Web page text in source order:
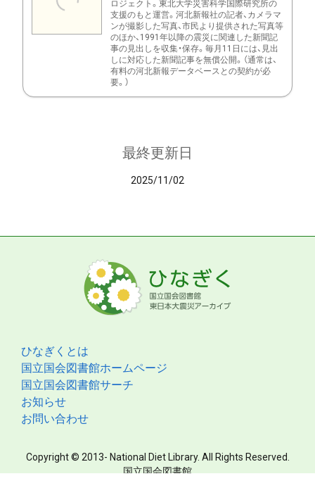
ロジェクト。東北大学災害科学国際研究所の
支援のもと運営。河北新報社の記者、カメラマ
ンが撮影した写真、市民より提供された写真等
のほか、1991年以降の震災に関連した新聞記
事の見出しを収集・保存。毎月11日には、見出
しに対応した新聞記事を無償公開。（通常は、
有料の河北新報データベースとの契約が必
要。）
最終更新日
2025/11/02
ひなぎくとは
国立国会図書館ホームページ
国立国会図書館サーチ
お知らせ
お問い合わせ
Copyright © 2013- National Diet Library. All Rights Reserved.